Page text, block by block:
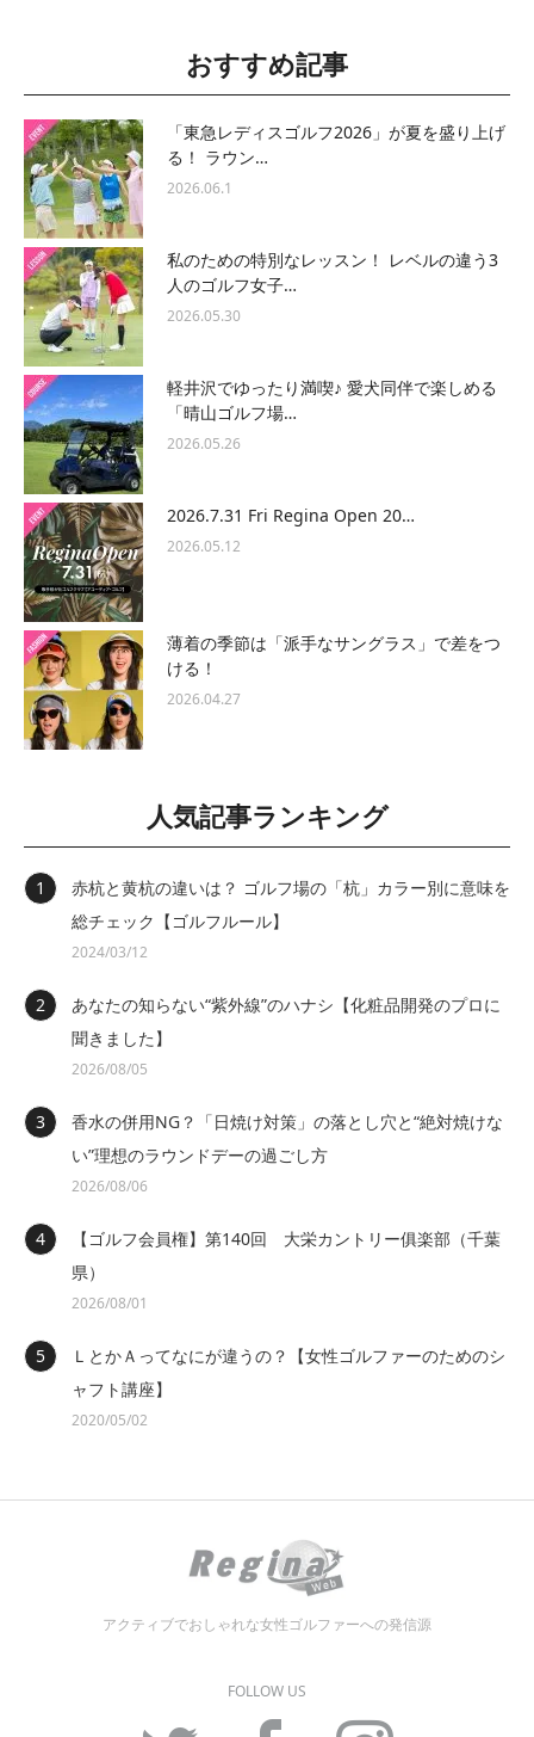
おすすめ記事
「東急レディスゴルフ2026」が夏を盛り上げ
る！ ラウン…
2026.06.1
私のための特別なレッスン！ レベルの違う3
人のゴルフ女子…
2026.05.30
軽井沢でゆったり満喫♪ 愛犬同伴で楽しめる
「晴山ゴルフ場…
2026.05.26
2026.7.31 Fri Regina Open 20…
2026.05.12
薄着の季節は「派手なサングラス」で差をつ
ける！
2026.04.27
人気記事ランキング
赤杭と黄杭の違いは？ ゴルフ場の「杭」カラー別に意味を
総チェック【ゴルフルール】
2024/03/12
あなたの知らない“紫外線”のハナシ【化粧品開発のプロに
聞きました】
2026/08/05
香水の併用NG？「日焼け対策」の落とし穴と“絶対焼けな
い”理想のラウンドデーの過ごし方
2026/08/06
【ゴルフ会員権】第140回 大栄カントリー俱楽部（千葉
県）
2026/08/01
ＬとかＡってなにが違うの？【女性ゴルファーのためのシ
ャフト講座】
2020/05/02
アクティブでおしゃれな女性ゴルファーへの発信源
FOLLOW US